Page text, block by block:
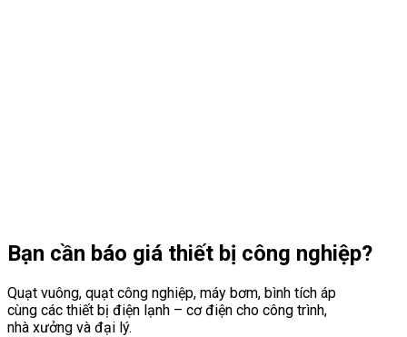
Bạn cần báo giá thiết bị công nghiệp?
Quạt vuông, quạt công nghiệp, máy bơm, bình tích áp
cùng các thiết bị điện lạnh – cơ điện cho công trình,
nhà xưởng và đại lý.